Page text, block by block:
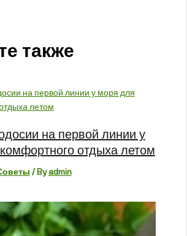
также
на первой линии у
отдыха летом
/ Byadmin